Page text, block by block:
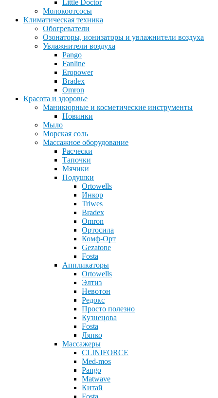
Little Doctor
Молокоотсосы
Климатическая техника
Обогреватели
Озонаторы, ионизаторы и увлажнители воздуха
Увлажнители воздуха
Pango
Fanline
Eropower
Bradex
Omron
Красота и здоровье
Маникюрные и косметические инструменты
Новинки
Мыло
Морская соль
Массажное оборудование
Расчески
Тапочки
Мячики
Подушки
Ortowells
Инкор
Triwes
Bradex
Omron
Ортосила
Комф-Орт
Gezatone
Fosta
Аппликаторы
Ortowells
Элтиз
Невотон
Редокс
Просто полезно
Кузнецова
Fosta
Ляпко
Массажеры
CLINIFORCE
Med-mos
Pango
Matwave
Китай
Fosta